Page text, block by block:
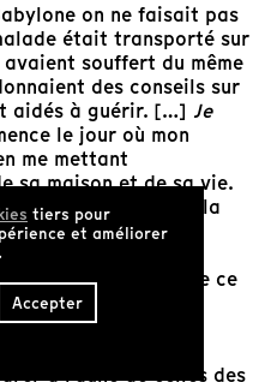
on ne faisait pas
était transporté sur
souffert du même
des conseils sur
aidés à guérir. […] Je
le jour où mon
me mettant
sa maison et de sa vie.
un voyage à travers la
foyers de quatre
dont les
à comprendre ce
mienne. »
sa propre
à l’aune de celles des
tiers pour
et améliorer
Accepter